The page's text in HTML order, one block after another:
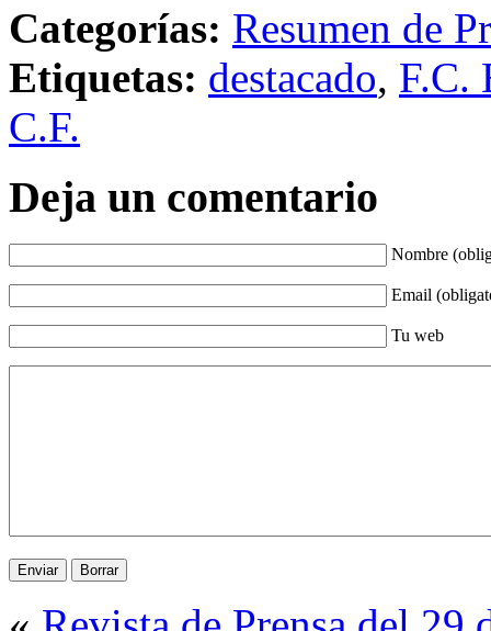
Categorías: Resumen de
Etiquetas: destacado, F.C.
C.F.
Deja un comentario
Nombre
Email
Tu web